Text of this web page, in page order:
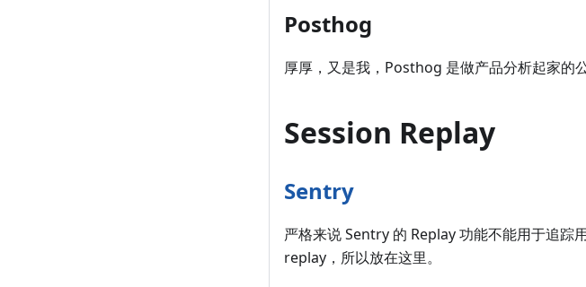
Posthog
厚厚，又是我，Posthog 是做产品分析起家的公
Session Replay
Sentry
严格来说 Sentry 的 Replay 功能不能用于追踪
replay，所以放在这里。